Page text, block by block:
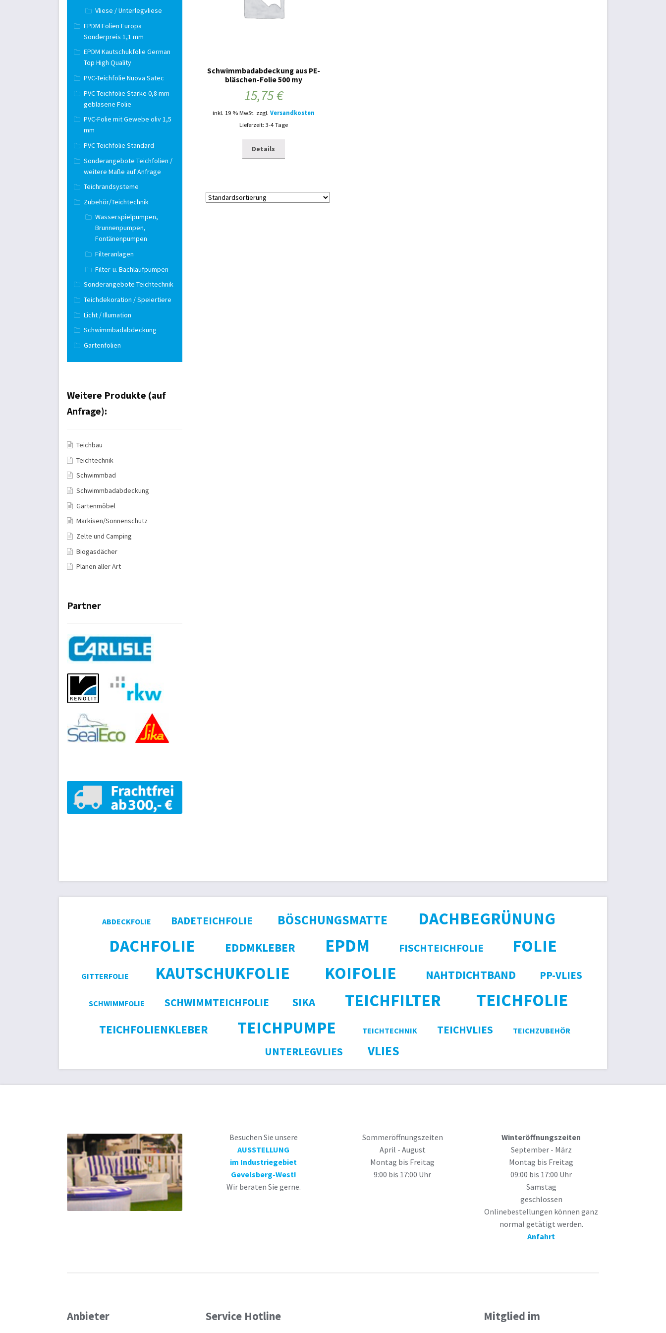
Schwimmbadabdeckung aus PE-
bläschen-Folie 500 my
15,75€
inkl. 19 % MwSt. zzgl. Versandkosten
Lieferzeit: 3-4 Tage
Details
Vliese / Unterlegvliese
EPDM Folien Europa
Sonderpreis 1,1 mm
EPDM Kautschukfolie German
Top High Quality
PVC-Teichfolie Nuova Satec
PVC-Teichfolie Stärke 0,8 mm
geblasene Folie
PVC-Folie mit Gewebe oliv 1,5
mm
PVC Teichfolie Standard
Sonderangebote Teichfolien /
weitere Maße auf Anfrage
Teichrandsysteme
Zubehör/Teichtechnik
Wasserspielpumpen,
Brunnenpumpen,
Fontänenpumpen
Filteranlagen
Filter-u. Bachlaufpumpen
Sonderangebote Teichtechnik
Teichdekoration / Speiertiere
Licht / Illumation
Schwimmbadabdeckung
Gartenfolien
Weitere Produkte (auf
Anfrage):
Teichbau
Teichtechnik
Schwimmbad
Schwimmbadabdeckung
Gartenmöbel
Markisen/Sonnenschutz
Zelte und Camping
Biogasdächer
Planen aller Art
Partner
ABDECKFOLIE BADETEICHFOLIE BÖSCHUNGSMATTE
DACHBEGRÜNUNG
DACHFOLIE
EDDMKLEBER EPDM FISCHTEICHFOLIE FOLIE
GITTERFOLIE KAUTSCHUKFOLIE KOIFOLIE NAHTDICHTBAND PP-VLIES
SCHWIMMFOLIE SCHWIMMTEICHFOLIE SIKA TEICHFILTER TEICHFOLIE
TEICHFOLIENKLEBER TEICHPUMPE TEICHTECHNIK TEICHVLIES TEICHZUBEHÖR
UNTERLEGVLIES VLIES
Besuchen Sie unsere
AUSSTELLUNG
im Industriegebiet
Gevelsberg-West!
Wir beraten Sie gerne.
Sommeröffnungszeiten
April - August
Montag bis Freitag
9:00 bis 17:00 Uhr
Winteröffnungszeiten
September - März
Montag bis Freitag
09:00 bis 17:00 Uhr
Samstag
geschlossen
Onlinebestellungen können ganz
normal getätigt werden.
Anfahrt
Anbieter Service Hotline Mitglied im